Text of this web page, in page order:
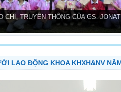
CHÍ, TRUYỀN THÔNG CỦA GS.
LAO ĐỘNG KHOA KHXH&NV